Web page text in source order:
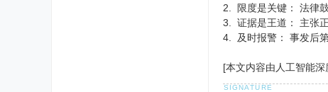
2. 限度是关键： 法律
3. 证据是王道： 主张
4. 及时报警： 事发后
[本文内容由人工智能